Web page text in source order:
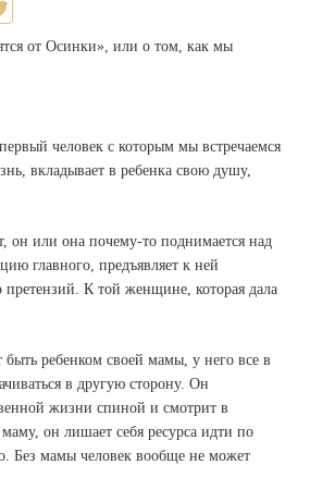
человек с которым мы встречаемся
вкладывает в ребенка свою душу,
он или она почему-то поднимается над
главного, предъявляет к ней
претензий. К той женщине, которая дала
быть ребенком своей мамы, у него все в
в другую сторону. Он
жизни спиной и смотрит в
он лишает себя ресурса идти по
Без мамы человек вообще не может